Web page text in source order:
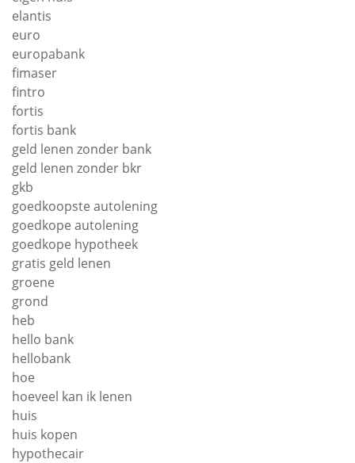
elantis
euro
europabank
fimaser
fintro
fortis
fortis bank
geld lenen zonder bank
geld lenen zonder bkr
gkb
goedkoopste autolening
goedkope autolening
goedkope hypotheek
gratis geld lenen
groene
grond
heb
hello bank
hellobank
hoe
hoeveel kan ik lenen
huis
huis kopen
hypothecair